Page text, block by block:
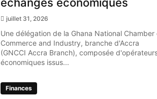
juillet 31, 2026
Une délégation de la Ghana National Chamber
Commerce and Industry, branche d'Accra
(GNCCI Accra Branch), composée
économiques issus...
Finances